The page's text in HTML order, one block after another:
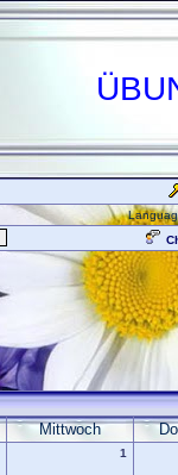
Mittwoch
1